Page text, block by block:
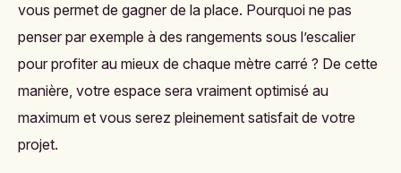
vous permet de gagner de la place. Pourquoi ne pas
penser par exemple à des rangements sous l’escalier
pour profiter au mieux de chaque mètre carré ? De cette
manière, votre espace sera vraiment optimisé au
maximum et vous serez pleinement satisfait de votre
projet.